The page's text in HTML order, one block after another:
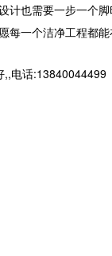
也需要一步一个
每一个洁净工程都
,,电话:13840044499